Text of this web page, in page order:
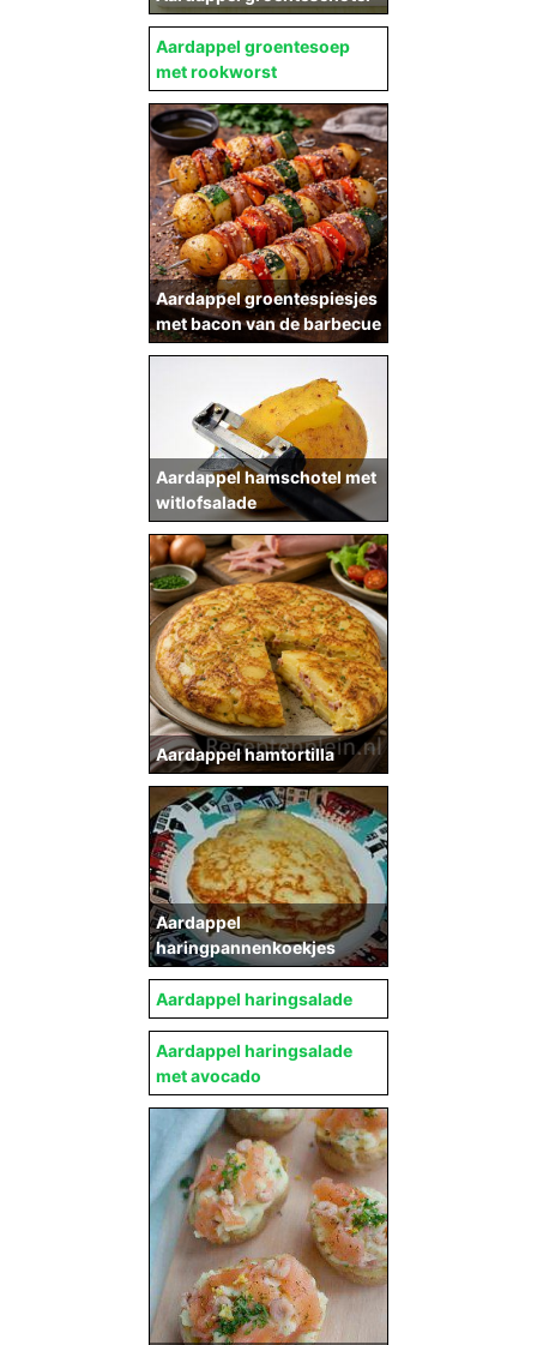
Aardappel groentesoep
met rookworst
Aardappel groentespiesjes
met bacon van de barbecue
Aardappel hamschotel met
witlofsalade
Aardappel hamtortilla
Aardappel
haringpannenkoekjes
Aardappel haringsalade
Aardappel haringsalade
met avocado